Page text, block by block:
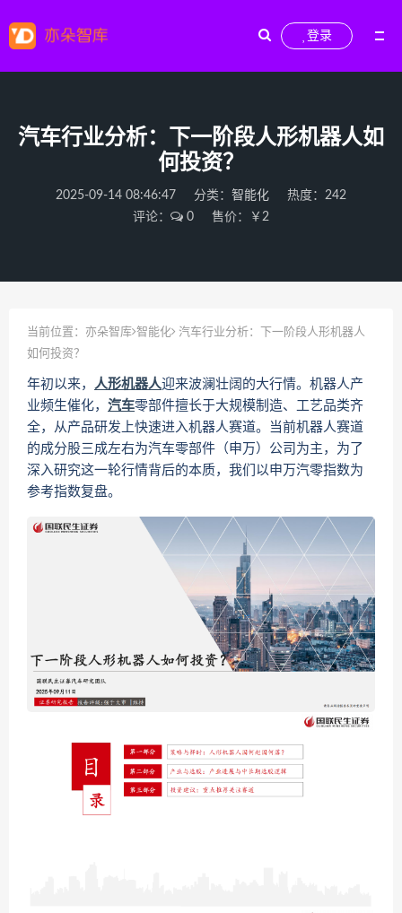
登录
汽车行业分析：下一阶段人形机器人如
何投资？
2025-09-14 08:46:47 分类： 智能化
热度：242
评论：
0 售价：￥2
当前位置： 亦朵智库 智能化
汽车行业分析：下一阶段人形机器人
如何投资？
年初以来， 人形机器人迎来波澜壮阔的大行情。机器人产
业频生催化， 汽车零部件擅长于大规模制造、工艺品类齐
全，从产品研发上快速进入机器人赛道。当前机器人赛道
的成分股三成左右为汽车零部件（申万）公司为主，为了
深入研究这一轮行情背后的本质，我们以申万汽零指数为
参考指数复盘。